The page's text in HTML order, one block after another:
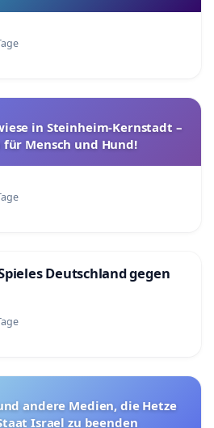
in Steinheim-Kernstadt –
für Mensch und Hund!
Deutschland gegen
andere Medien, die Hetze
Israel zu beenden